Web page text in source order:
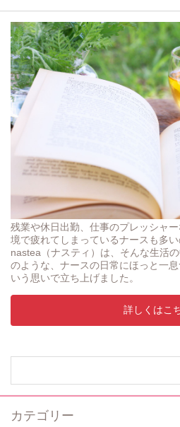
残業や休日出勤、仕事のプレッシャ
境で疲れてしまっているナースも多
nastea（ナスティ）は、そんな生活
のような、ナースの日常にほっと一
いう思いで立ち上げました。
詳しくはこ
カテゴリー